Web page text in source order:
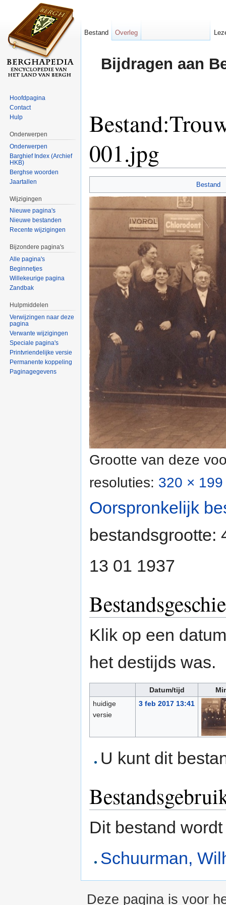
Bijdragen aan
001.jpg
Bestand
Grootte van deze
resoluties: 320 ×
Oorspronkelijk
bestandsgrootte:
13 01 1937
Klik op een
het destijds was.
Datum/tijd
huidige
versie
3 feb 2017 13:41
U kunt dit
Dit bestand
Schuurman,
Bestand Overleg
Hoofdpagina
Contact
Hulp
Onderwerpen
Onderwerpen
Barghief Index (Archief
HKB)
Berghse woorden
Jaartallen
Wijzigingen
Nieuwe pagina's
Nieuwe bestanden
Recente wijzigingen
Bijzondere pagina's
Alle pagina's
Beginnetjes
Willekeurige pagina
Zandbak
Hulpmiddelen
Verwijzingen naar deze
pagina
Verwante wijzigingen
Speciale pagina's
Printvriendelijke versie
Permanente koppeling
Paginagegevens
Deze pagina is voor